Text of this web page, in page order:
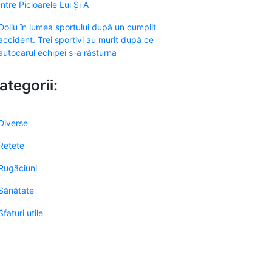
Picioarele Lui Și A
în lumea sportului după un cumplit
Trei sportivi au murit după ce
echipei s-a răsturna
utile